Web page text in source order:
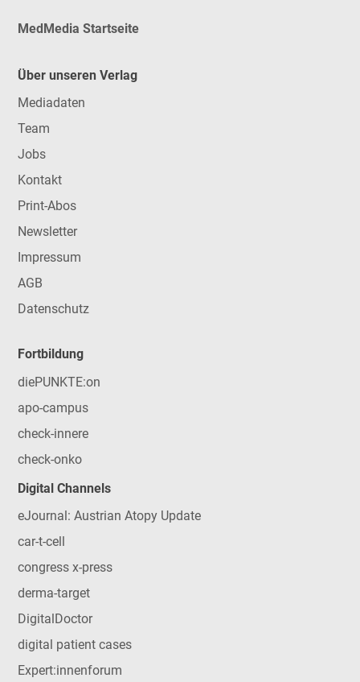
MedMedia Startseite
Über unseren Verlag
Mediadaten
Team
Jobs
Kontakt
Print-Abos
Newsletter
Impressum
AGB
Datenschutz
Fortbildung
diePUNKTE:on
apo-campus
check-innere
check-onko
Digital Channels
eJournal: Austrian Atopy Update
car-t-cell
congress x-press
derma-target
DigitalDoctor
digital patient cases
Expert:innenforum